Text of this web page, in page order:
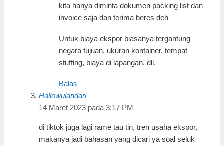
kita hanya diminta dokumen packing list dan
invoice saja dan terima beres deh
Untuk biaya ekspor biasanya tergantung
negara tujuan, ukuran kontainer, tempat
stuffing, biaya di lapangan, dll.
Balas
Hallowulandari
14 Maret 2023 pada 3:17 PM
di tiktok juga lagi rame tau tin, tren usaha ekspor,
makanya jadi bahasan yang dicari ya soal seluk